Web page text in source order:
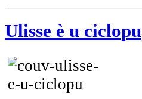
Ulisse è u ciclopu